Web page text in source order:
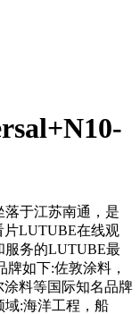
于江苏南通，是
片LUTUBE在线观
服务的LUTUBE最
下:佐敦涂料，
尔涂料等国际知名品牌
海洋工程，船